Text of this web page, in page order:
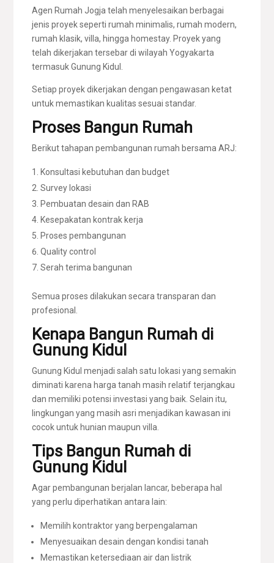
Agen Rumah Jogja telah menyelesaikan berbagai
jenis proyek seperti rumah minimalis, rumah modern,
rumah klasik, villa, hingga homestay. Proyek yang
telah dikerjakan tersebar di wilayah Yogyakarta
termasuk Gunung Kidul.
Setiap proyek dikerjakan dengan pengawasan ketat
untuk memastikan kualitas sesuai standar.
Proses Bangun Rumah
Berikut tahapan pembangunan rumah bersama ARJ:
Konsultasi kebutuhan dan budget
Survey lokasi
Pembuatan desain dan RAB
Kesepakatan kontrak kerja
Proses pembangunan
Quality control
Serah terima bangunan
Semua proses dilakukan secara transparan dan
profesional.
Kenapa Bangun Rumah di
Gunung Kidul
Gunung Kidul menjadi salah satu lokasi yang semakin
diminati karena harga tanah masih relatif terjangkau
dan memiliki potensi investasi yang baik. Selain itu,
lingkungan yang masih asri menjadikan kawasan ini
cocok untuk hunian maupun villa.
Tips Bangun Rumah di
Gunung Kidul
Agar pembangunan berjalan lancar, beberapa hal
yang perlu diperhatikan antara lain:
Memilih kontraktor yang berpengalaman
Menyesuaikan desain dengan kondisi tanah
Memastikan ketersediaan air dan listrik